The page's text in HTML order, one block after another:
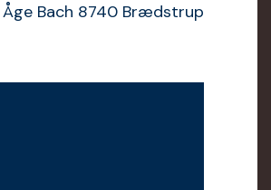
Brædstrup